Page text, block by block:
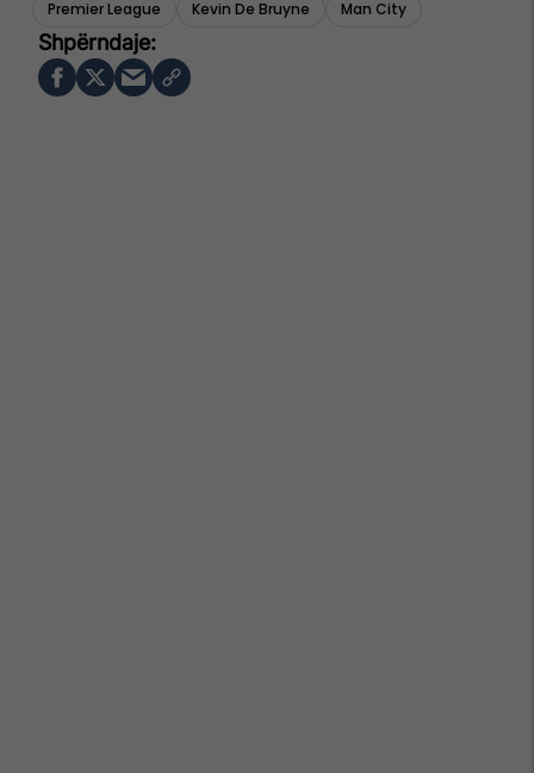
Premier League Kevin De Bruyne Man City